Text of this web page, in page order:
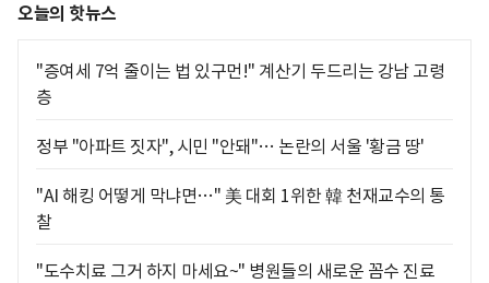
오늘의 핫뉴스
"증여세 7억 줄이는 법 있구먼!" 계산기 두드리는 강남 고령
층
정부 "아파트 짓자", 시민 "안돼"… 논란의 서울 '황금 땅'
"AI 해킹 어떻게 막냐면…" 美 대회 1위한 韓 천재교수의 통
찰
"도수치료 그거 하지 마세요~" 병원들의 새로운 꼼수 진료